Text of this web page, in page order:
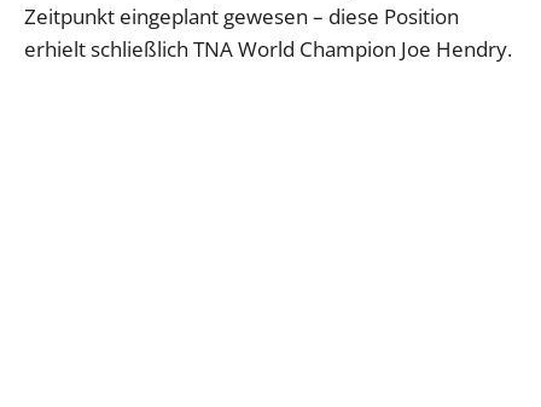
Zeitpunkt eingeplant gewesen – diese Position
erhielt schließlich TNA World Champion Joe Hendry.